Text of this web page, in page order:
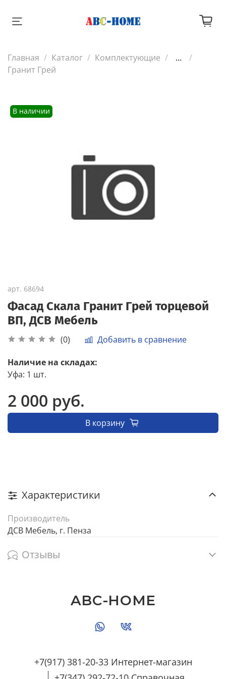
Главная Каталог Комплектующие
...
Гранит Грей
В наличии
арт. 68694
Фасад Скала Гранит Грей торцевой
ВП, ДСВ Мебель
(0) Добавить в сравнение
Наличие на складах:
Уфа: 1 шт.
2 000 руб.
В корзину
Характеристики
Производитель
ДСВ Мебель, г. Пенза
Отзывы
+7(917) 381-20-33 Интернет-магазин
ABC-HOME